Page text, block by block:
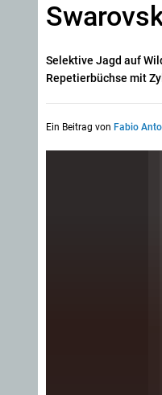
Selektive Jagd auf
Repetierbüchse mit
Ein Beitrag von Fabio